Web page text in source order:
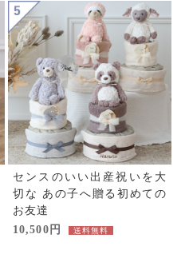
センスのいい出産祝いを大
切な あの子へ贈る初めての
お友達
10,500円 送料無料